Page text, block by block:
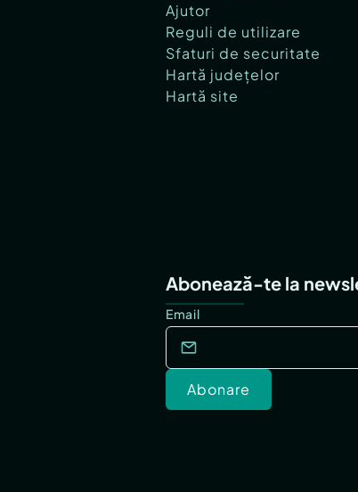
Ajutor
Reguli de utilizare
Sfaturi de securitate
Hartă județelor
Hartă site
Abonează-te la
Email
Abonare